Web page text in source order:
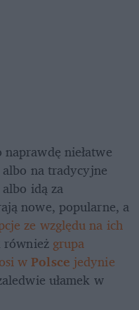
niełatwe
na tradycyjne
idą za
nowe, popularne, a
ze względu na ich
również grupa
w Polsce jedynie
ułamek w